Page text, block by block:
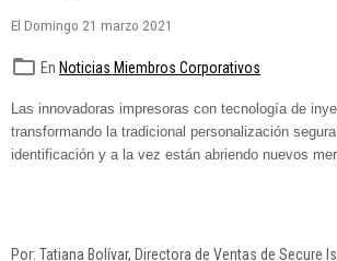
El Domingo 21 marzo 2021
En Noticias Miembros Corporativos
Las innovadoras impresoras con tecnología de
transformando la tradicional personalización
identificación y a la vez están abriendo nuevos
Por: Tatiana Bolívar, Directora de Ventas de Secure